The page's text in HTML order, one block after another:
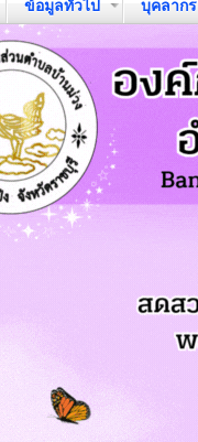
ข้อมูลทั่วไป บุคลากร